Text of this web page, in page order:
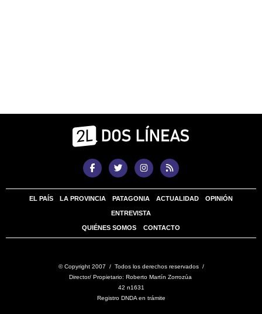
EL PAÍS LA PROVINCIA PATAGONIA ACTUALIDAD OPINIÓN
ENTREVISTA
QUIÉNES SOMOS CONTACTO
© Copyright 2007 / Todos los derechos reservados /
Director/ Propietario: Roberto Martín Zorrozúa
42 n1631
Registro DNDA en trámite